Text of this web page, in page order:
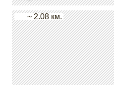
~ 2.08 км.